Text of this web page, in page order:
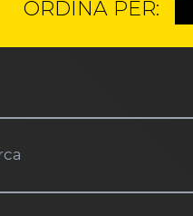
ORDINA PER: